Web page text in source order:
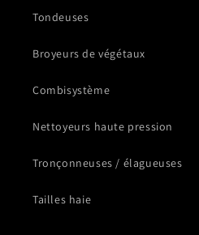
Tondeuses
Broyeurs de végétaux
Combisystème
Nettoyeurs haute pression
Tronçonneuses / élagueuses
Tailles haie